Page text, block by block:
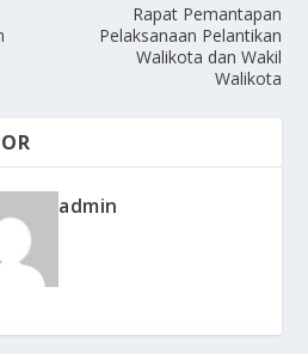
Rapat Pemantapan
Pelaksanaan Pelantikan
Walikota dan Wakil
Walikota
admin